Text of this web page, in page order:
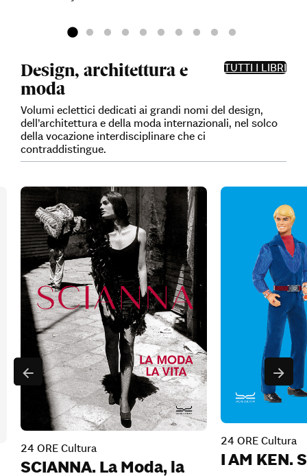
Design, architettura e
moda
TUTTI I LIBRI
Volumi eclettici dedicati ai grandi nomi del design,
dell’architettura e della moda internazionali, nel solco
della vocazione interdisciplinare che ci
contraddistingue.
24 ORE Cultura
SCIANNA. La Moda, la
24 ORE Cultura
I AM KEN.